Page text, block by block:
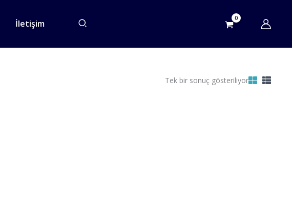
İletişim
Tek bir sonuç gösteriliyor